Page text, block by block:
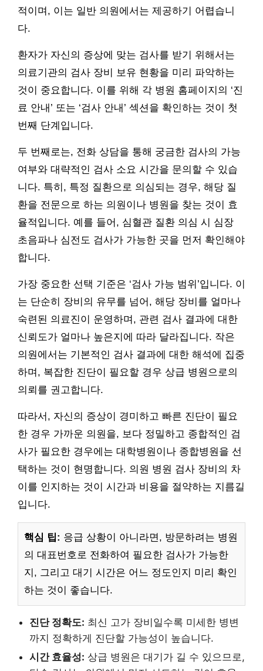
적이며, 이는 일반 의원에서는 제공하기 어렵습니
다.
환자가 자신의 증상에 맞는 검사를 받기 위해서는
의료기관의 검사 장비 보유 현황을 미리 파악하는
것이 중요합니다. 이를 위해 각 병원 홈페이지의 ‘진
료 안내’ 또는 ‘검사 안내’ 섹션을 확인하는 것이 첫
번째 단계입니다.
두 번째로는, 전화 상담을 통해 궁금한 검사의 가능
여부와 대략적인 검사 소요 시간을 문의할 수 있습
니다. 특히, 특정 질환으로 의심되는 경우, 해당 질
환을 전문으로 하는 의원이나 병원을 찾는 것이 효
율적입니다. 예를 들어, 심혈관 질환 의심 시 심장
초음파나 심전도 검사가 가능한 곳을 먼저 확인해야
합니다.
가장 중요한 선택 기준은 ‘검사 가능 범위’입니다. 이
는 단순히 장비의 유무를 넘어, 해당 장비를 얼마나
숙련된 의료진이 운영하며, 관련 검사 결과에 대한
신뢰도가 얼마나 높은지에 따라 달라집니다. 작은
의원에서는 기본적인 검사 결과에 대한 해석에 집중
하며, 복잡한 진단이 필요할 경우 상급 병원으로의
의뢰를 권고합니다.
따라서, 자신의 증상이 경미하고 빠른 진단이 필요
한 경우 가까운 의원을, 보다 정밀하고 종합적인 검
사가 필요한 경우에는 대학병원이나 종합병원을 선
택하는 것이 현명합니다. 의원 병원 검사 장비의 차
이를 인지하는 것이 시간과 비용을 절약하는 지름길
입니다.
핵심 팁: 응급 상황이 아니라면, 방문하려는 병원
의 대표번호로 전화하여 필요한 검사가 가능한
지, 그리고 대기 시간은 어느 정도인지 미리 확인
하는 것이 좋습니다.
진단 정확도: 최신 고가 장비일수록 미세한 병변
까지 정확하게 진단할 가능성이 높습니다.
시간 효율성: 상급 병원은 대기가 길 수 있으므로,